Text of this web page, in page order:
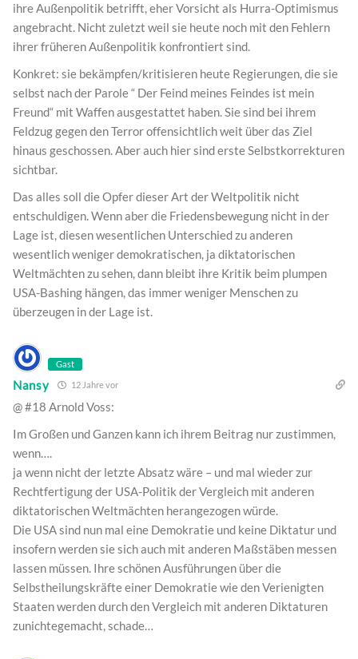
ihre Außenpolitik betrifft, eher Vorsicht als Hurra-Optimismus
angebracht. Nicht zuletzt weil sie heute noch mit den Fehlern
ihrer früheren Außenpolitik konfrontiert sind.
Konkret: sie bekämpfen/kritisieren heute Regierungen, die sie
selbst nach der Parole “ Der Feind meines Feindes ist mein
Freund“ mit Waffen ausgestattet haben. Sie sind bei ihrem
Feldzug gegen den Terror offensichtlich weit über das Ziel
hinaus geschossen. Aber auch hier sind erste Selbstkorrekturen
sichtbar.
Das alles soll die Opfer dieser Art der Weltpolitik nicht
entschuldigen. Wenn aber die Friedensbewegung nicht in der
Lage ist, diesen wesentlichen Unterschied zu anderen
wesentlich weniger demokratischen, ja diktatorischen
Weltmächten zu sehen, dann bleibt ihre Kritik beim plumpen
USA-Bashing hängen, das immer weniger Menschen zu
überzeugen in der Lage ist.
Gast
Nansy 12 Jahre vor
@ #18 Arnold Voss:
Im Großen und Ganzen kann ich ihrem Beitrag nur zustimmen,
wenn….
ja wenn nicht der letzte Absatz wäre – und mal wieder zur
Rechtfertigung der USA-Politik der Vergleich mit anderen
diktatorischen Weltmächten herangezogen würde.
Die USA sind nun mal eine Demokratie und keine Diktatur und
insofern werden sie sich auch mit anderen Maßstäben messen
lassen müssen. Ihre schönen Ausführungen über die
Selbstheilungskräfte einer Demokratie wie den Verienigten
Staaten werden durch den Vergleich mit anderen Diktaturen
zunichtegemacht, schade…